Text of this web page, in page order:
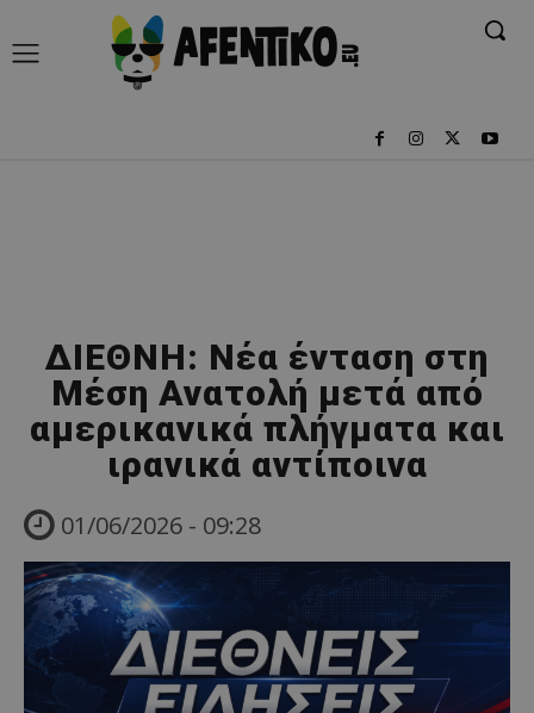
ΔΙΕΘΝΗ: Νέα ένταση στη
Μέση Ανατολή μετά από
αμερικανικά πλήγματα και
ιρανικά αντίποινα
01/06/2026 - 09:28